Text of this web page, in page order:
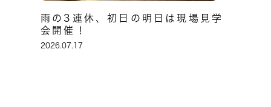
雨の3連休、初日の明日は現場見学
会開催！
2026.07.17